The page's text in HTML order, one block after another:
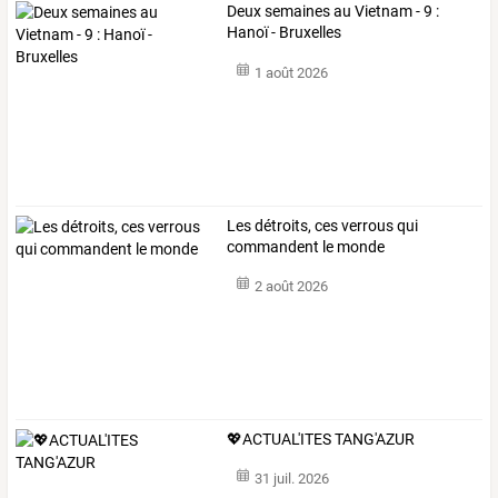
Deux semaines au Vietnam - 9 :
Hanoï - Bruxelles
1 août 2026
Les détroits, ces verrous qui
commandent le monde
2 août 2026
💖ACTUAL'ITES TANG'AZUR
31 juil. 2026